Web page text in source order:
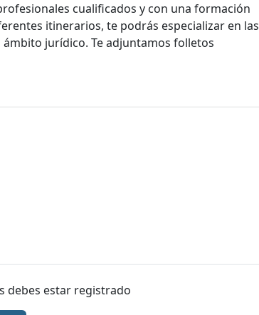
cualificados y con una formación
itinerarios, te podrás especializar en las
jurídico. Te adjuntamos folletos
debes estar registrado